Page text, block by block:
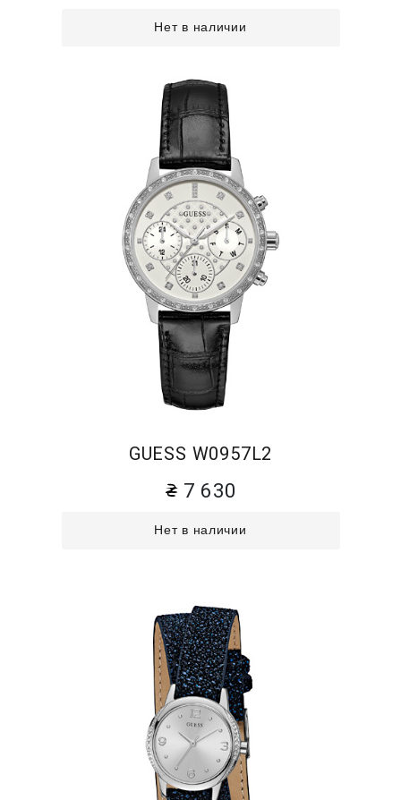
Нет в наличии
GUESS W0957L2
7 630
Нет в наличии